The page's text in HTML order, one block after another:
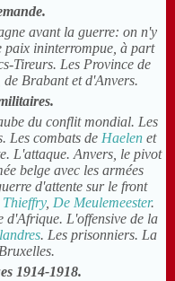
avant la guerre: on n'y
paix ininterrompue, à part
Tireurs. Les Province de
Brabant et d'Anvers.
du conflit mondial. Les
Les combats de Haelenet
L'attaque. Anvers, le pivot
belge avec les armées
d'attente sur le front
Thieffry, De Meulemeester.
d'Afrique. L'offensive de la
. Les prisonniers. La
1914-1918.